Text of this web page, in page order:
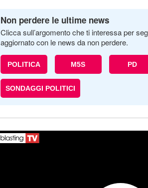
Non perdere le ultime news
Clicca sull’argomento che ti interessa per
aggiornato con le news da non perdere.
POLITICA M5S PD
SONDAGGI POLITICI